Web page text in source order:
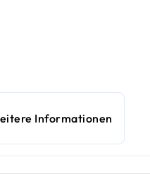
Switch mit 16 Anschlüssen
Informationen